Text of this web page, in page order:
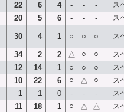
22 6 4 - - - ス
20 5 6 - - - ス
30 4 1 ○ ○ ○ ス
34 2 2 △ ○ ○ ス
12 14 1 ○ ○ ○ ス
10 22 6 ○ △ ○ ス
1 1 0 - - - ス
11 18 1 ○ △ △ ス